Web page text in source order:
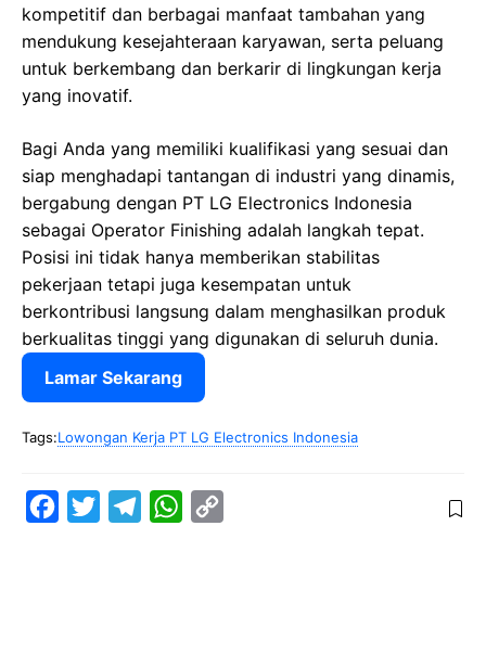
kompetitif dan berbagai manfaat tambahan yang
mendukung kesejahteraan karyawan, serta peluang
untuk berkembang dan berkarir di lingkungan kerja
yang inovatif.
Bagi Anda yang memiliki kualifikasi yang sesuai dan
siap menghadapi tantangan di industri yang dinamis,
bergabung dengan PT LG Electronics Indonesia
sebagai Operator Finishing adalah langkah tepat.
Posisi ini tidak hanya memberikan stabilitas
pekerjaan tetapi juga kesempatan untuk
berkontribusi langsung dalam menghasilkan produk
berkualitas tinggi yang digunakan di seluruh dunia.
Lamar Sekarang
Tags:Lowongan Kerja PT LG Electronics Indonesia
W